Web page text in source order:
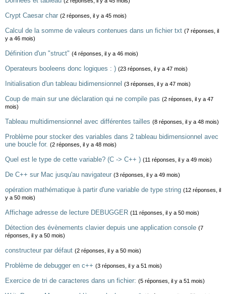
Crypt Caesar char (2 réponses, il y a 45 mois)
Calcul de la somme de valeurs contenues dans un fichier txt (7 réponses, il
y a 46 mois)
Définition d'un "struct" (4 réponses, il y a 46 mois)
Operateurs booleens donc logiques : ) (23 réponses, il y a 47 mois)
Initialisation d'un tableau bidimensionnel (3 réponses, il y a 47 mois)
Coup de main sur une déclaration qui ne compile pas (2 réponses, il y a 47
mois)
Tableau multidimensionnel avec différentes tailles (8 réponses, il y a 48 mois)
Problème pour stocker des variables dans 2 tableau bidimensionnel avec
une boucle for. (2 réponses, il y a 48 mois)
Quel est le type de cette variable? (C -> C++ ) (11 réponses, il y a 49 mois)
De C++ sur Mac jusqu'au navigateur (3 réponses, il y a 49 mois)
opération mathématique à partir d'une variable de type string (12 réponses, il
y a 50 mois)
Affichage adresse de lecture DEBUGGER (11 réponses, il y a 50 mois)
Détection des évènements clavier depuis une application console (7
réponses, il y a 50 mois)
constructeur par défaut (2 réponses, il y a 50 mois)
Problème de debugger en c++ (3 réponses, il y a 51 mois)
Exercice de tri de caracteres dans un fichier: (5 réponses, il y a 51 mois)